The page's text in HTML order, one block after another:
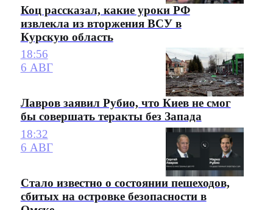
Коц рассказал, какие уроки РФ
извлекла из вторжения ВСУ в
Курскую область
18:56
6 АВГ
Лавров заявил Рубио, что Киев не смог
бы совершать теракты без Запада
18:32
6 АВГ
Стало известно о состоянии пешеходов,
сбитых на островке безопасности в